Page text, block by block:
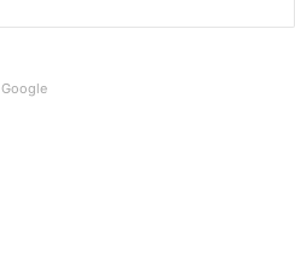
Google